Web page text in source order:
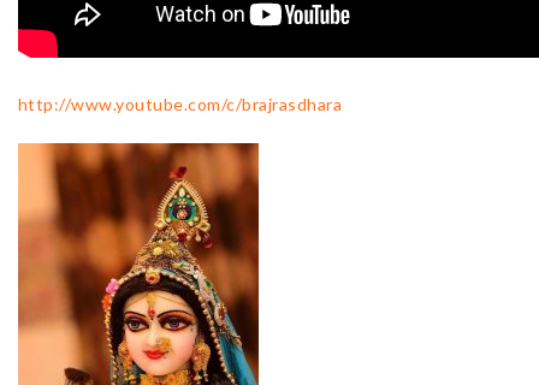
http://www.youtube.com/c/brajrasdhara